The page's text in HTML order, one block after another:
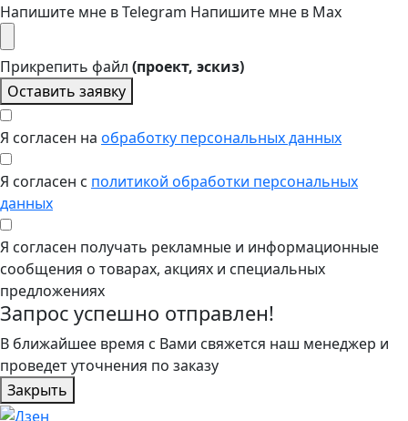
Напишите мне в Telegram Напишите мне в Max
Прикрепить файл (проект, эскиз)
Оставить заявку
Я согласен на обработку персональных данных
Я согласен с политикой обработки персональных
данных
Я согласен получать рекламные и информационные
сообщения о товарах, акциях и специальных
предложениях
Запрос успешно отправлен!
В ближайшее время с Вами свяжется наш менеджер и
проведет уточнения по заказу
Закрыть